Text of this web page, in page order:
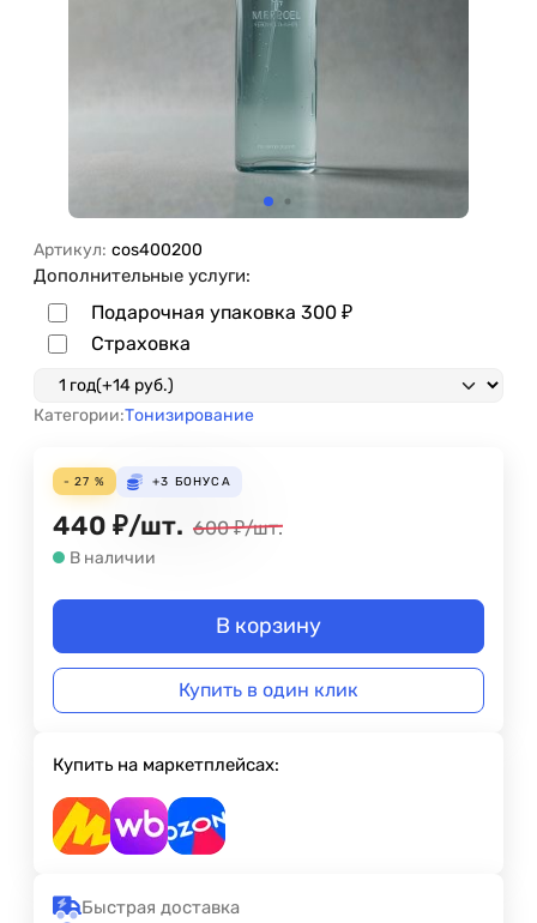
Артикул: cos400200
Дополнительные услуги:
Подарочная упаковка 300 ₽
Страховка
Категории:Тонизирование
- 27 % +3 БОНУСА
440 ₽/шт. 600 ₽/шт.
В наличии
В корзину
Купить в один клик
Купить на маркетплейсах:
Быстрая доставка